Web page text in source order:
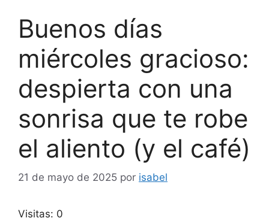
Buenos días
miércoles gracioso:
despierta con una
sonrisa que te robe
el aliento (y el café)
21 de mayo de 2025 por isabel
Visitas: 0